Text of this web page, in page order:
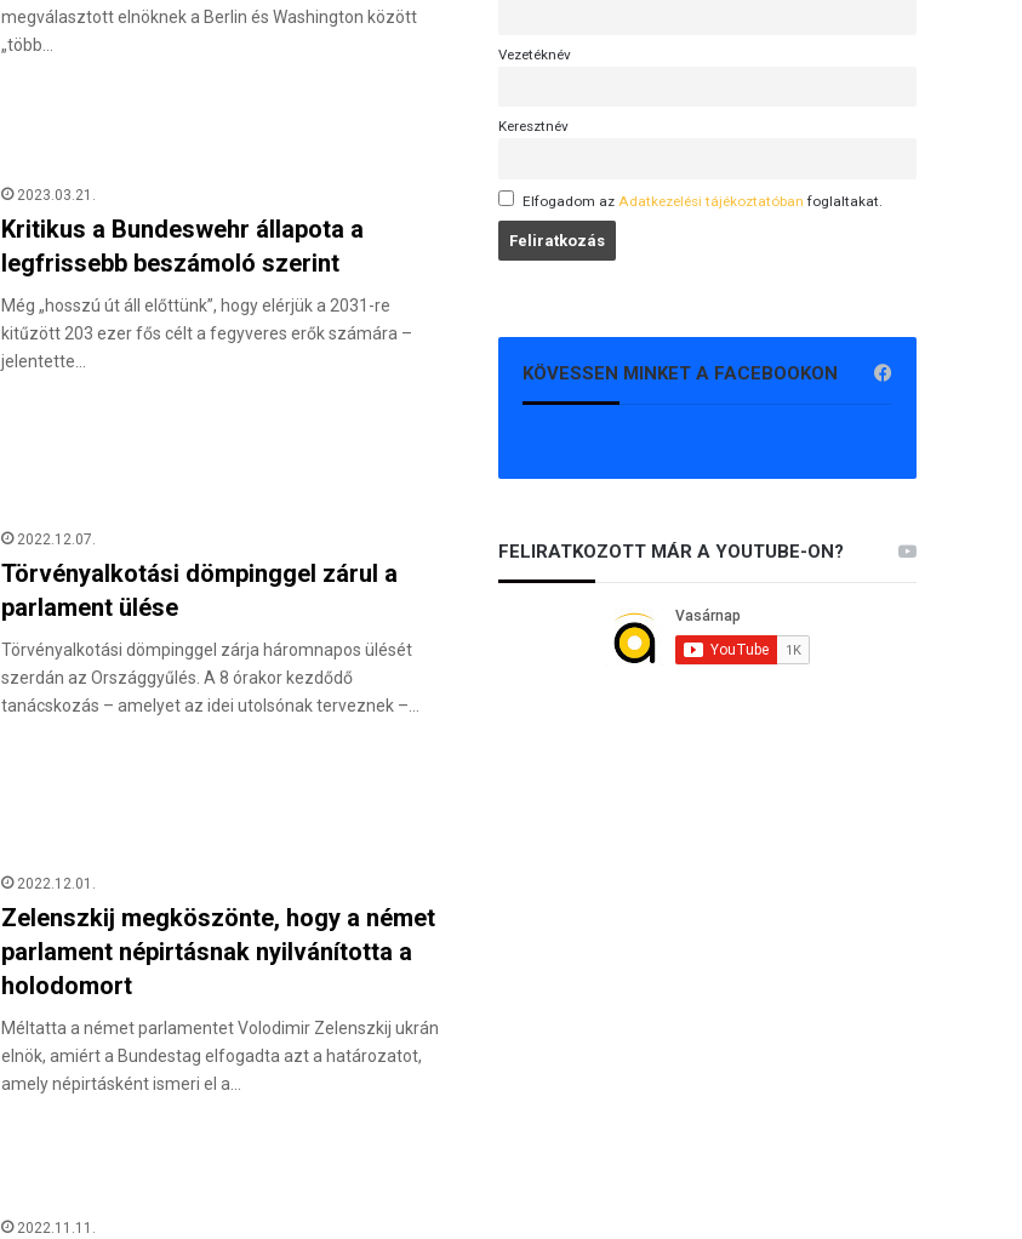
megválasztott elnöknek a Berlin és Washington között
„több…
2023.03.21.
Kritikus a Bundeswehr állapota a
legfrissebb beszámoló szerint
Még „hosszú út áll előttünk”, hogy elérjük a 2031-re
kitűzött 203 ezer fős célt a fegyveres erők számára –
jelentette…
2022.12.07.
Törvényalkotási dömpinggel zárul a
parlament ülése
Törvényalkotási dömpinggel zárja háromnapos ülését
szerdán az Országgyűlés. A 8 órakor kezdődő
tanácskozás – amelyet az idei utolsónak terveznek –…
2022.12.01.
Zelenszkij megköszönte, hogy a német
parlament népirtásnak nyilvánította a
holodomort
Méltatta a német parlamentet Volodimir Zelenszkij ukrán
elnök, amiért a Bundestag elfogadta azt a határozatot,
amely népirtásként ismeri el a…
2022.11.11.
Vezetéknév
Keresztnév
Elfogadom az Adatkezelési tájékoztatóban foglaltakat.
KÖVESSEN MINKET A FACEBOOKON
FELIRATKOZOTT MÁR A YOUTUBE-ON?